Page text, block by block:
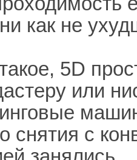
как не
5D
или
снятия с